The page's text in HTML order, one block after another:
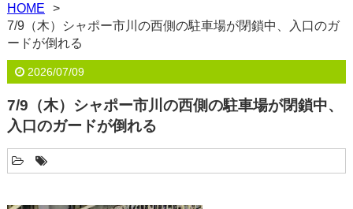
HOME
7/9（木）シャポー市川の西側の駐車場が閉鎖中、入口のガ
ードが倒れる
2026/07/09
7/9（木）シャポー市川の西側の駐車場が閉鎖中、
入口のガードが倒れる